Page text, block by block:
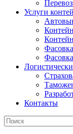
Услуги
Контакты